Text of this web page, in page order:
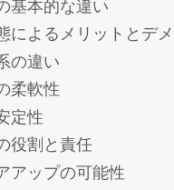
基本的な違い
によるメリットとデ
の違い
柔軟性
定性
役割と責任
アップの可能性